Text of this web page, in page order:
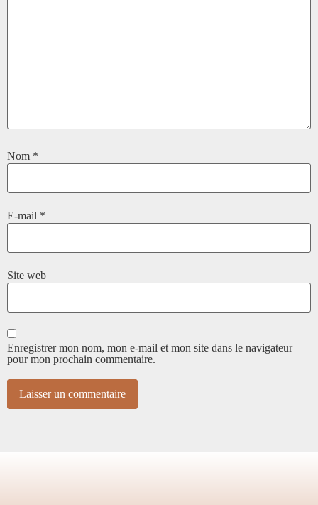
Nom *
E-mail *
Site web
Enregistrer mon nom, mon e-mail et mon site dans le navigateur
pour mon prochain commentaire.